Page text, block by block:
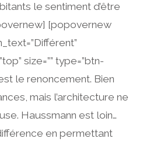
le sentiment d’être
[popovernew
size=”” type=”btn-
le renoncement. Bien
mais l’architecture ne
Haussmann est loin…
en permettant